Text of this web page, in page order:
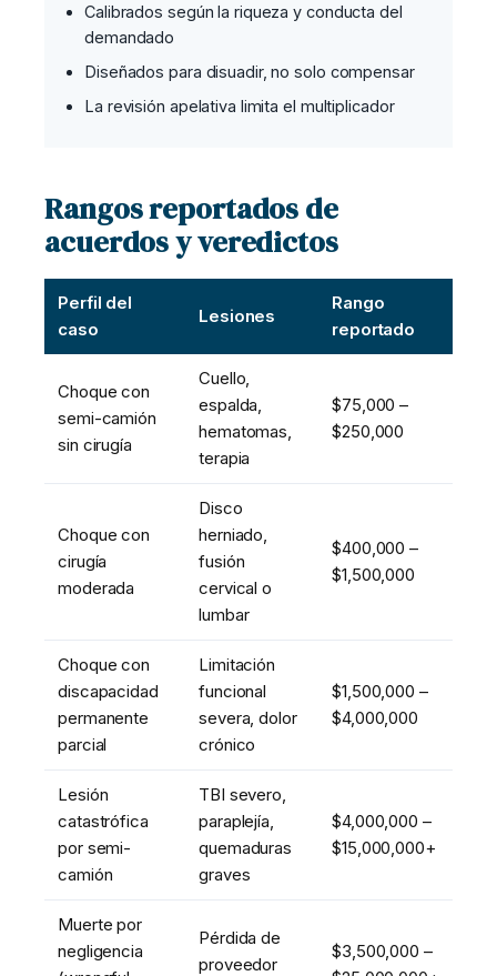
Calibrados según la riqueza y conducta del
demandado
Diseñados para disuadir, no solo compensar
La revisión apelativa limita el multiplicador
Rangos reportados de
acuerdos y veredictos
Perfil del
caso
Lesiones
Rango
reportado
Choque con
semi-camión
sin cirugía
Cuello,
espalda,
hematomas,
terapia
$75,000 –
$250,000
Choque con
cirugía
moderada
Disco
herniado,
fusión
cervical o
lumbar
$400,000 –
$1,500,000
Choque con
discapacidad
permanente
parcial
Limitación
funcional
severa, dolor
crónico
$1,500,000 –
$4,000,000
Lesión
catastrófica
por semi-
camión
TBI severo,
paraplejía,
quemaduras
graves
$4,000,000 –
$15,000,000+
Muerte por
negligencia
Pérdida de
proveedor
$3,500,000 –